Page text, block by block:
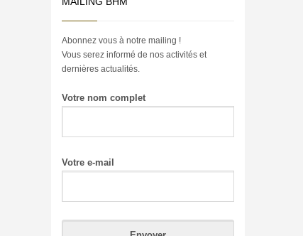
Abonnez vous à notre mailing !
Vous serez informé de nos activités et
dernières actualités.
Votre nom complet
Votre e-mail